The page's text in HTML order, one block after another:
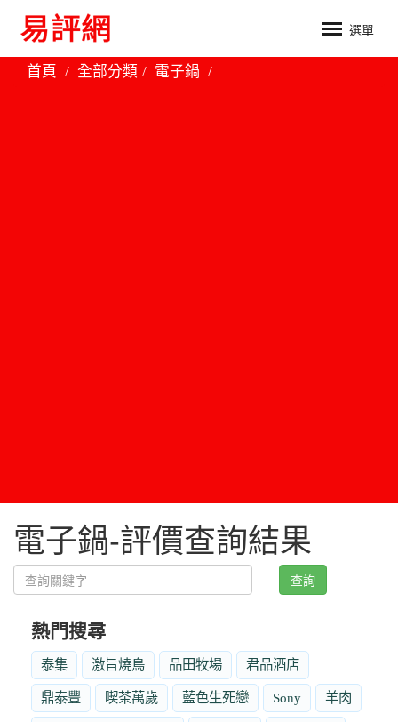
選單
首頁 全部分類 電子鍋
電子鍋-評價查詢結果
查詢
熱門搜尋
泰集 激旨燒鳥 品田牧場 君品酒店
鼎泰豐 喫茶萬歲 藍色生死戀 Sony 羊肉